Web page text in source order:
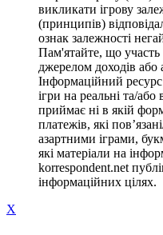
викликати ігрову
(принципів)
ознак залежності
Пам'ятайте, що участь
джерелом доходів або
Інформаційний
ігри на реальні та/або
приймає ні в якій
платежів, які
азартними іграми,
які матеріали на
korrespondent.net
інформаційних цілях.
X